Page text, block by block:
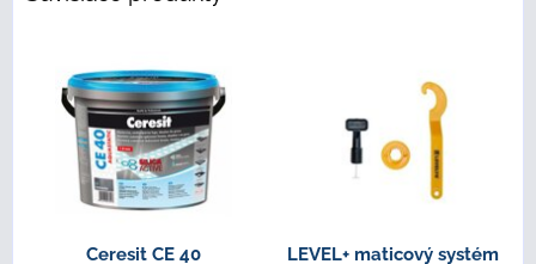
Ceresit CE 40 LEVEL+ maticový systém